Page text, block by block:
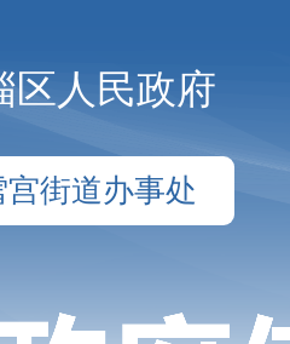
区人民政府
街道办事处